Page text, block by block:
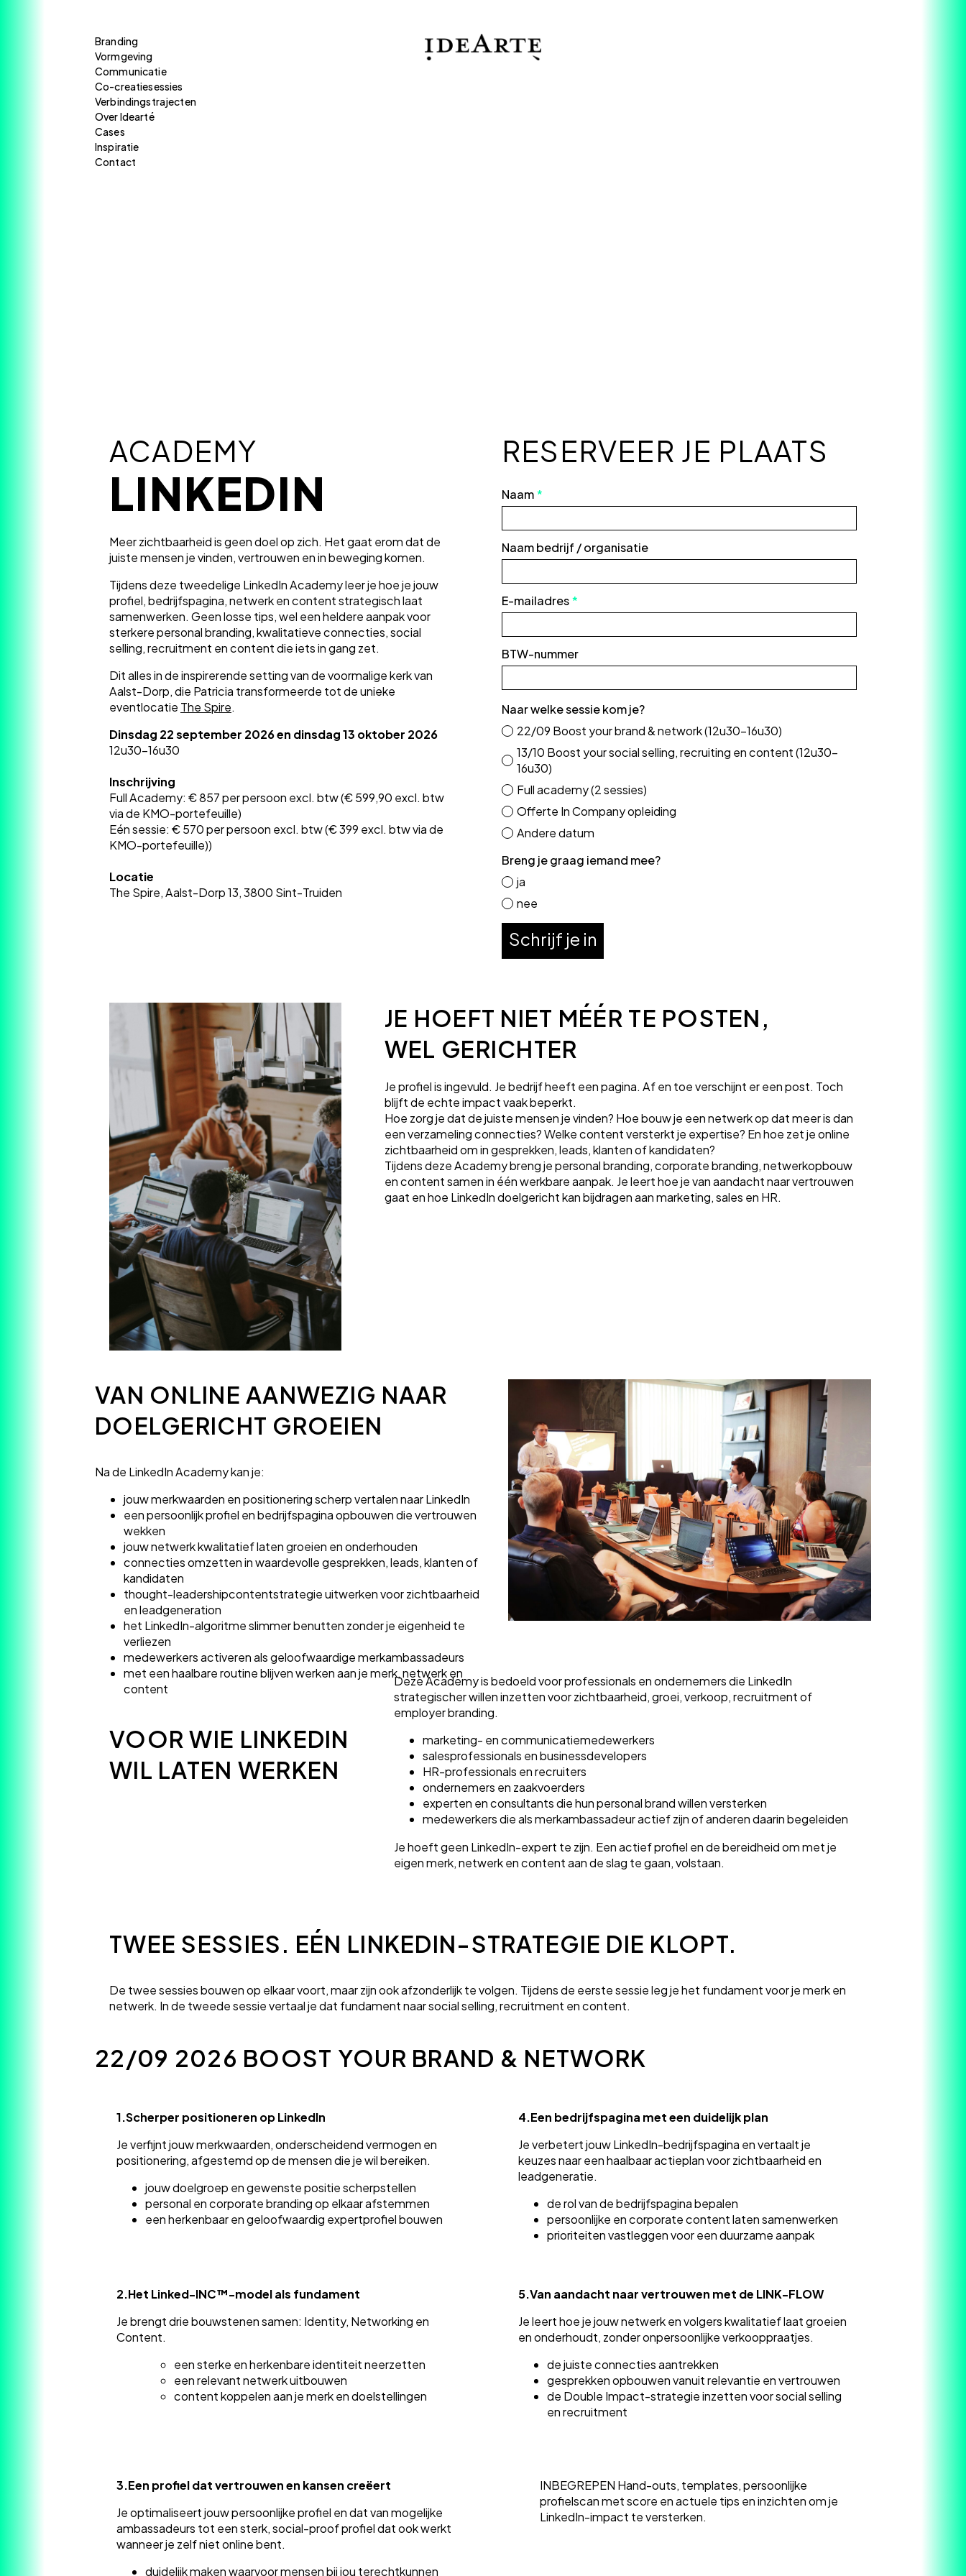
Branding
Vormgeving
Communicatie
Co-creatiesessies
Verbindingstrajecten
Over Idearté
Cases
Inspiratie
Contact
ACADEMY
LINKEDIN
Meer zichtbaarheid is geen doel op zich. Het gaat erom dat de
juiste mensen je vinden, vertrouwen en in beweging komen.
Tijdens deze tweedelige LinkedIn Academy leer je hoe je jouw
profiel, bedrijfspagina, netwerk en content strategisch laat
samenwerken. Geen losse tips, wel een heldere aanpak voor
sterkere personal branding, kwalitatieve connecties, social
selling, recruitment en content die iets in gang zet.
Dit alles in de inspirerende setting van de voormalige kerk van
Aalst-Dorp, die Patricia transformeerde tot de unieke
eventlocatie The Spire.
Dinsdag 22 september 2026 en dinsdag 13 oktober 2026
12u30-16u30
Inschrijving
Full Academy: € 857 per persoon excl. btw (€ 599,90 excl. btw
via de KMO-portefeuille)
Eén sessie: € 570 per persoon excl. btw (€ 399 excl. btw via de
KMO-portefeuille))
Locatie
The Spire, Aalst-Dorp 13, 3800 Sint-Truiden
RESERVEER JE PLAATS
Naam*
Naam bedrijf / organisatie
E-mailadres*
BTW-nummer
Naar welke sessie kom je?
22/09 Boost your brand & network (12u30-16u30)
13/10 Boost your social selling, recruiting en content (12u30-
16u30)
Full academy (2 sessies)
Offerte In Company opleiding
Andere datum
Breng je graag iemand mee?
ja
nee
Schrijf je in
JE HOEFT NIET MÉÉR TE POSTEN,
WEL GERICHTER
Je profiel is ingevuld. Je bedrijf heeft een pagina. Af en toe verschijnt er een post. Toch
blijft de echte impact vaak beperkt.
Hoe zorg je dat de juiste mensen je vinden? Hoe bouw je een netwerk op dat meer is dan
een verzameling connecties? Welke content versterkt je expertise? En hoe zet je online
zichtbaarheid om in gesprekken, leads, klanten of kandidaten?
Tijdens deze Academy breng je personal branding, corporate branding, netwerkopbouw
en content samen in één werkbare aanpak. Je leert hoe je van aandacht naar vertrouwen
gaat en hoe LinkedIn doelgericht kan bijdragen aan marketing, sales en HR.
VAN ONLINE AANWEZIG NAAR
DOELGERICHT GROEIEN
Na de LinkedIn Academy kan je:
jouw merkwaarden en positionering scherp vertalen naar LinkedIn
een persoonlijk profiel en bedrijfspagina opbouwen die vertrouwen
wekken
jouw netwerk kwalitatief laten groeien en onderhouden
connecties omzetten in waardevolle gesprekken, leads, klanten of
kandidaten
thought-leadershipcontentstrategie uitwerken voor zichtbaarheid
en leadgeneration
het LinkedIn-algoritme slimmer benutten zonder je eigenheid te
verliezen
medewerkers activeren als geloofwaardige merkambassadeurs
met een haalbare routine blijven werken aan je merk, netwerk en
content
VOOR WIE LINKEDIN
WIL LATEN WERKEN
Deze Academy is bedoeld voor professionals en ondernemers die LinkedIn
strategischer willen inzetten voor zichtbaarheid, groei, verkoop, recruitment of
employer branding.
marketing- en communicatiemedewerkers
salesprofessionals en businessdevelopers
HR-professionals en recruiters
ondernemers en zaakvoerders
experten en consultants die hun personal brand willen versterken
medewerkers die als merkambassadeur actief zijn of anderen daarin begeleiden
Je hoeft geen LinkedIn-expert te zijn. Een actief profiel en de bereidheid om met je
eigen merk, netwerk en content aan de slag te gaan, volstaan.
TWEE SESSIES. EÉN LINKEDIN-STRATEGIE DIE KLOPT.
De twee sessies bouwen op elkaar voort, maar zijn ook afzonderlijk te volgen. Tijdens de eerste sessie leg je het fundament voor je merk en
netwerk. In de tweede sessie vertaal je dat fundament naar social selling, recruitment en content.
22/09 2026 BOOST YOUR BRAND & NETWORK
1.Scherper positioneren op LinkedIn
Je verfijnt jouw merkwaarden, onderscheidend vermogen en
positionering, afgestemd op de mensen die je wil bereiken.
jouw doelgroep en gewenste positie scherpstellen
personal en corporate branding op elkaar afstemmen
een herkenbaar en geloofwaardig expertprofiel bouwen
4.Een bedrijfspagina met een duidelijk plan
Je verbetert jouw LinkedIn-bedrijfspagina en vertaalt je
keuzes naar een haalbaar actieplan voor zichtbaarheid en
leadgeneratie.
de rol van de bedrijfspagina bepalen
persoonlijke en corporate content laten samenwerken
prioriteiten vastleggen voor een duurzame aanpak
2.Het Linked-INC™-model als fundament
Je brengt drie bouwstenen samen: Identity, Networking en
Content.
een sterke en herkenbare identiteit neerzetten
een relevant netwerk uitbouwen
content koppelen aan je merk en doelstellingen
5.Van aandacht naar vertrouwen met de LINK-FLOW
Je leert hoe je jouw netwerk en volgers kwalitatief laat groeien
en onderhoudt, zonder onpersoonlijke verkooppraatjes.
de juiste connecties aantrekken
gesprekken opbouwen vanuit relevantie en vertrouwen
de Double Impact-strategie inzetten voor social selling
en recruitment
3.Een profiel dat vertrouwen en kansen creëert
Je optimaliseert jouw persoonlijke profiel en dat van mogelijke
ambassadeurs tot een sterk, social-proof profiel dat ook werkt
wanneer je zelf niet online bent.
duidelijk maken waarvoor mensen bij jou terechtkunnen
INBEGREPEN Hand-outs, templates, persoonlijke
profielscan met score en actuele tips en inzichten om je
LinkedIn-impact te versterken.